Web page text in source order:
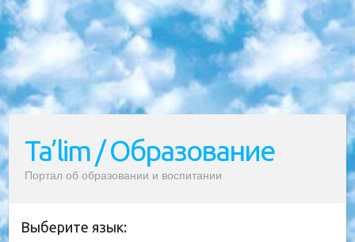
Ta’lim / Образование
Портал об образовании и воспитании
Выберите язык: